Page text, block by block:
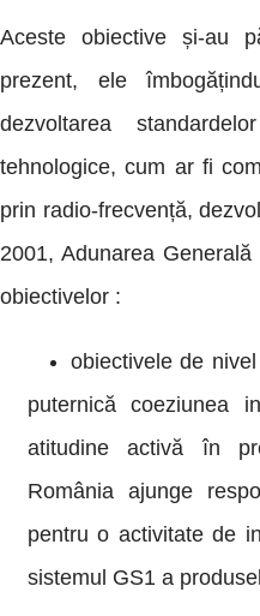
Aceste obiective și-au
prezent, ele
dezvoltarea
tehnologice, cum ar fi
prin radio-frecvență,
2001, Adunarea
obiectivelor :
obiectivele de
puternică coeziunea
atitudine activă în
România ajunge
pentru o activitate de
sistemul GS1 a